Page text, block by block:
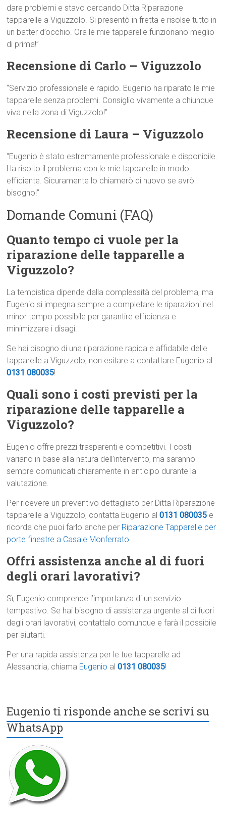
dare problemi e stavo cercando Ditta Riparazione
tapparelle a Viguzzolo. Si presentò in fretta e risolse tutto in
un batter d’occhio. Ora le mie tapparelle funzionano meglio
di prima!”
Recensione di Carlo – Viguzzolo
“Servizio professionale e rapido. Eugenio ha riparato le mie
tapparelle senza problemi. Consiglio vivamente a chiunque
viva nella zona di Viguzzolo!”
Recensione di Laura – Viguzzolo
“Eugenio è stato estremamente professionale e disponibile.
Ha risolto il problema con le mie tapparelle in modo
efficiente. Sicuramente lo chiamerò di nuovo se avrò
bisogno!”
Domande Comuni (FAQ)
Quanto tempo ci vuole per la
riparazione delle tapparelle a
Viguzzolo?
La tempistica dipende dalla complessità del problema, ma
Eugenio si impegna sempre a completare le riparazioni nel
minor tempo possibile per garantire efficienza e
minimizzare i disagi.
Se hai bisogno di una riparazione rapida e affidabile delle
tapparelle a Viguzzolo, non esitare a contattare Eugenio al
0131 080035!
Quali sono i costi previsti per la
riparazione delle tapparelle a
Viguzzolo?
Eugenio offre prezzi trasparenti e competitivi. I costi
variano in base alla natura dell’intervento, ma saranno
sempre comunicati chiaramente in anticipo durante la
valutazione.
Per ricevere un preventivo dettagliato per Ditta Riparazione
tapparelle a Viguzzolo, contatta Eugenio al0131 080035 e
ricorda che puoi farlo anche per Riparazione Tapparelle per
porte finestre a Casale Monferrato ..
Offri assistenza anche al di fuori
degli orari lavorativi?
Sì, Eugenio comprende l’importanza di un servizio
tempestivo. Se hai bisogno di assistenza urgente al di fuori
degli orari lavorativi, contattalo comunque e farà il possibile
per aiutarti.
Per una rapida assistenza per le tue tapparelle ad
Alessandria, chiama Eugenio al0131 080035!
Eugenio ti risponde anche se scrivi su
WhatsApp